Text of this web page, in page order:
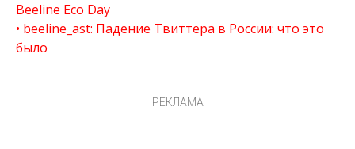
Beeline Eco Day
beeline_ast: Падение Твиттера в России: что это
было
РЕКЛАМА